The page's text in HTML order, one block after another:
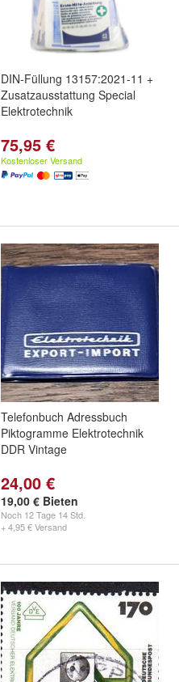
DIN-Füllung 13157:2021-11 +
Zusatzausstattung Special
Elektrotechnik
75,95 €
Kostenloser Versand
Telefonbuch Adressbuch
Piktogramme Elektrotechnik
DDR Vintage
24,00 €
19,00 € Bieten
Noch 12 Tage 14 Std.
+ 4,95 € Versand